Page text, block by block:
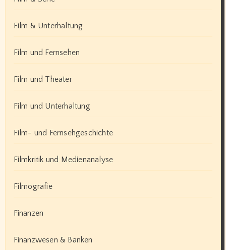
Film & Unterhaltung
Film und Fernsehen
Film und Theater
Film und Unterhaltung
Film- und Fernsehgeschichte
Filmkritik und Medienanalyse
Filmografie
Finanzen
Finanzwesen & Banken